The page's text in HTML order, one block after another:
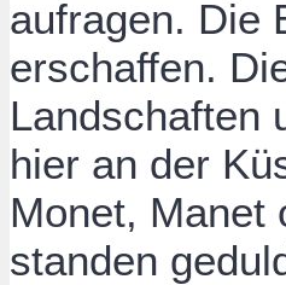
aufragen. Die
erschaffen.
Landschaften
hier an der
Monet, Manet
standen